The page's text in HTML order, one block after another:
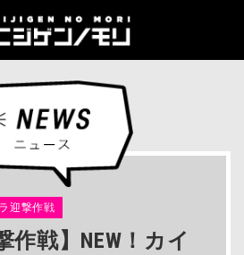
迎撃作戦
作戦】NEW！カイ